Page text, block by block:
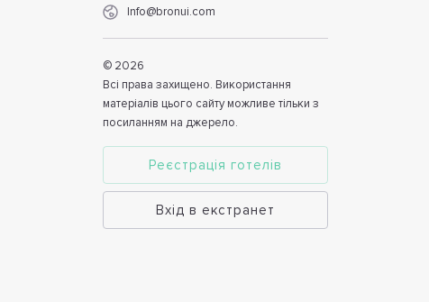
Info@bronui.com
© 2026
Всі права захищено. Використання
матеріалів цього сайту можливе тільки з
посиланням на джерело.
Реєстрація готелів
Вхід в екстранет